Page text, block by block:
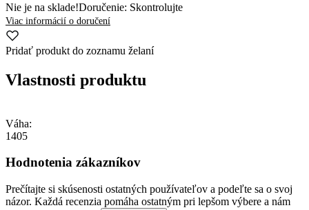
Nie je na sklade!Doručenie: Skontrolujte
Viac informácií o doručení
Pridať produkt do zoznamu želaní
Vlastnosti produktu
Váha:
1405
Hodnotenia zákazníkov
Prečítajte si skúsenosti ostatných používateľov a podeľte sa o svoj
názor. Každá recenzia pomáha ostatným pri lepšom výbere a nám